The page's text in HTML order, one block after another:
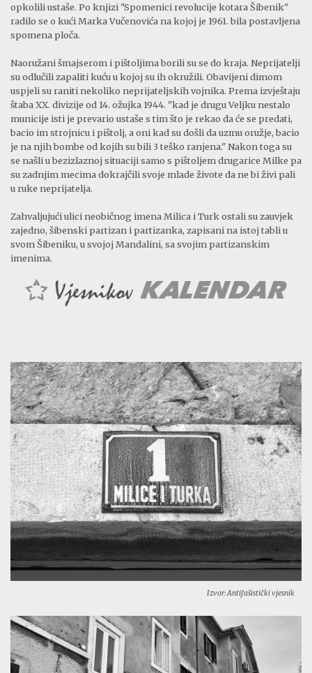
opkolili ustaše. Po knjizi "Spomenici revolucije kotara Šibenik"
radilo se o kući Marka Vučenovića na kojoj je 1961. bila postavljena
spomena ploča.
Naoružani šmajserom i pištoljima borili su se do kraja. Neprijatelji
su odlučili zapaliti kuću u kojoj su ih okružili. Obavijeni dimom
uspjeli su raniti nekoliko neprijateljskih vojnika. Prema izvještaju
štaba XX. divizije od 14. ožujka 1944. "kad je drugu Veljku nestalo
municije isti je prevario ustaše s tim što je rekao da će se predati,
bacio im strojnicu i pištolj, a oni kad su došli da uzmu oružje, bacio
je na njih bombe od kojih su bili 3 teško ranjena." Nakon toga su
se našli u bezizlaznoj situaciji samo s pištoljem drugarice Milke pa
su zadnjim mecima dokrajčili svoje mlade živote da ne bi živi pali
u ruke neprijatelja.
Zahvaljujući ulici neobičnog imena Milica i Turk ostali su zauvjek
zajedno, šibenski partizan i partizanka, zapisani na istoj tabli u
svom Šibeniku, u svojoj Mandalini, sa svojim partizanskim
imenima.
Izvor: Antifašistički vjesnik